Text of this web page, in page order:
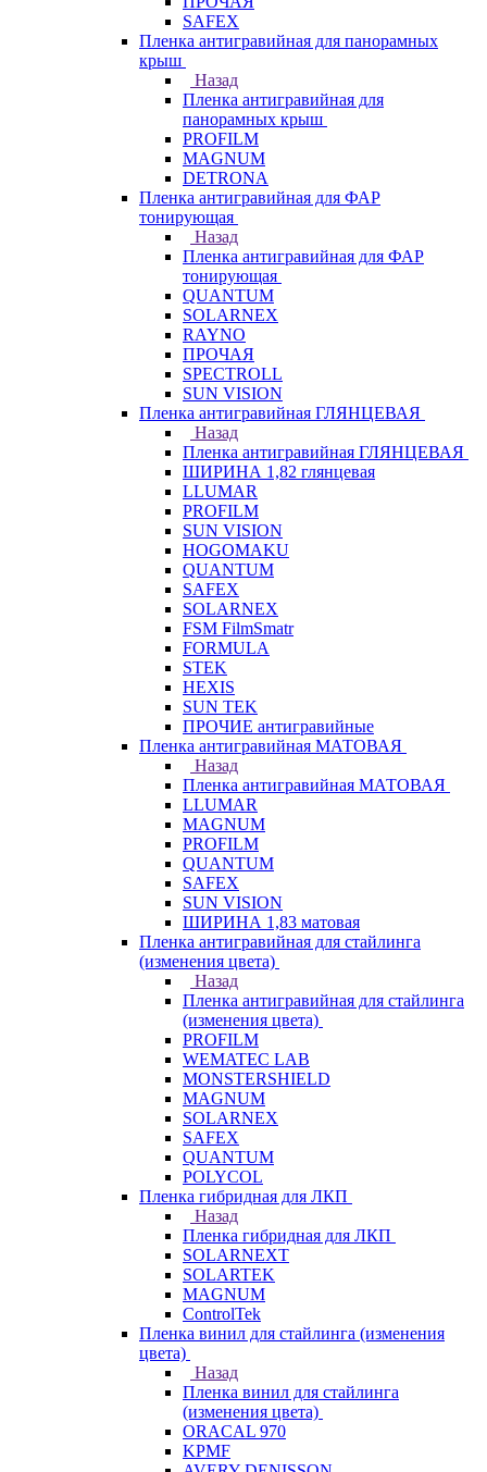
SAFEX
Пленка антигравийная для панорамных
крыш
Назад
Пленка антигравийная для
панорамных крыш
PROFILM
MAGNUM
DETRONA
Пленка антигравийная для ФАР
тонирующая
Назад
Пленка антигравийная для ФАР
тонирующая
QUANTUM
SOLARNEX
RAYNO
ПРОЧАЯ
SPECTROLL
SUN VISION
Пленка антигравийная ГЛЯНЦЕВАЯ
Назад
Пленка антигравийная ГЛЯНЦЕВАЯ
ШИРИНА 1,82 глянцевая
LLUMAR
PROFILM
SUN VISION
HOGOMAKU
QUANTUM
SAFEX
SOLARNEX
FSM FilmSmatr
FORMULA
STEK
HEXIS
SUN TEK
ПРОЧИЕ антигравийные
Пленка антигравийная МАТОВАЯ
Назад
Пленка антигравийная МАТОВАЯ
LLUMAR
MAGNUM
PROFILM
QUANTUM
SAFEX
SUN VISION
ШИРИНА 1,83 матовая
Пленка антигравийная для стайлинга
(изменения цвета)
Назад
Пленка антигравийная для стайлинга
(изменения цвета)
PROFILM
WEMATEC LAB
MONSTERSHIELD
MAGNUM
SOLARNEX
SAFEX
QUANTUM
POLYCOL
Пленка гибридная для ЛКП
Назад
Пленка гибридная для ЛКП
SOLARNEXT
SOLARTEK
MAGNUM
ControlTek
Пленка винил для стайлинга (изменения
цвета)
Назад
Пленка винил для стайлинга
(изменения цвета)
ORACAL 970
KPMF